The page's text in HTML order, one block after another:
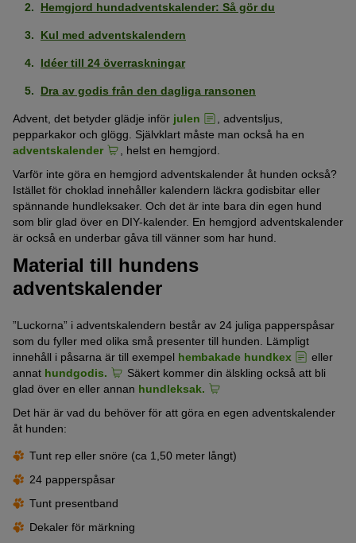
Hemgjord hundadventskalender: Så gör du
Kul med adventskalendern
Idéer till 24 överraskningar
Dra av godis från den dagliga ransonen
Advent, det betyder glädje inför julen
, adventsljus,
pepparkakor och glögg. Självklart måste man också ha en
adventskalender
, helst en hemgjord.
Varför inte göra en hemgjord adventskalender åt hunden också?
Istället för choklad innehåller kalendern läckra godisbitar eller
spännande hundleksaker. Och det är inte bara din egen hund
som blir glad över en DIY-kalender. En hemgjord adventskalender
är också en underbar gåva till vänner som har hund.
Material till hundens
adventskalender
”Luckorna” i adventskalendern består av 24 juliga papperspåsar
som du fyller med olika små presenter till hunden. Lämpligt
innehåll i påsarna är till exempel hembakade hundkex
eller
annat hundgodis.
Säkert kommer din älskling också att bli
glad över en eller annan hundleksak.
Det här är vad du behöver för att göra en egen adventskalender
åt hunden:
Tunt rep eller snöre (ca 1,50 meter långt)
24 papperspåsar
Tunt presentband
Dekaler för märkning